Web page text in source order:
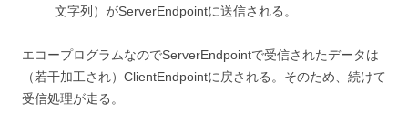
文字列）がServerEndpointに送信される。
エコープログラムなのでServerEndpointで受信されたデータは
（若干加工され）ClientEndpointに戻される。そのため、続けて
受信処理が走る。